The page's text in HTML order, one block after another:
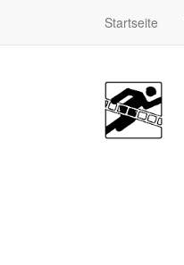
Startseite